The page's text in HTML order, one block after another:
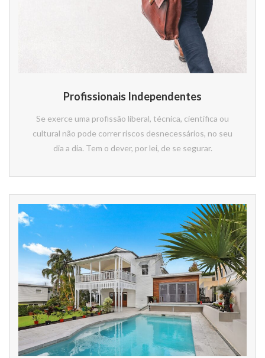
Profissionais Independentes
Se exerce uma profissão liberal, técnica, científica ou
cultural não pode correr riscos desnecessários, no seu
dia a dia. Tem o dever, por lei, de se segurar.